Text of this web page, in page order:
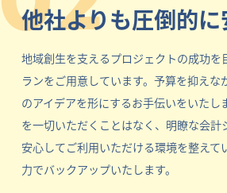
他社よりも圧倒的
地域創生を支えるプロジェクトの成功
ランをご用意しています。予算を抑え
のアイデアを形にするお手伝いをいた
を一切いただくことはなく、明瞭な会
安心してご利用いただける環境を整え
力でバックアップいたします。